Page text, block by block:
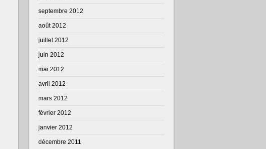
septembre 2012
août 2012
juillet 2012
juin 2012
mai 2012
avril 2012
mars 2012
février 2012
janvier 2012
décembre 2011